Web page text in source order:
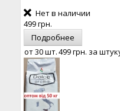
Нет в наличии
499 грн.
Подробнее
от 30 шт.499 грн. за